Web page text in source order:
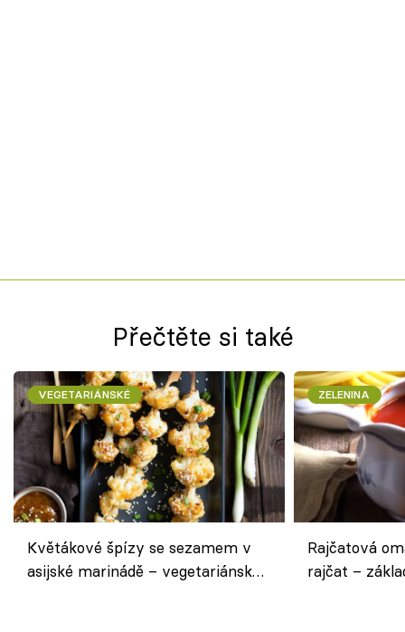
Přečtěte si také
VEGETARIÁNSKÉ
Květákové špízy se sezamem v
asijské marinádě – vegetariánská
ZELENINA
Rajčatová
rajčat –